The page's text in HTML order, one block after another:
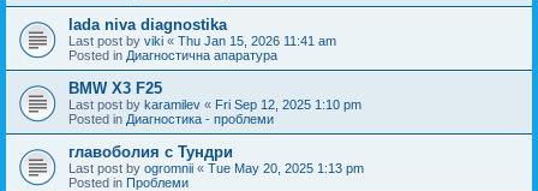
lada niva diagnostika
Last post by viki « Thu Jan 15, 2026 11:41 am
Posted in Диагностична апаратура
BMW X3 F25
Last post by karamilev « Fri Sep 12, 2025 1:10 pm
Posted in Диагностика - проблеми
главоболия с Тундри
Last post by ogromnii « Tue May 20, 2025 1:13 pm
Posted in Проблеми